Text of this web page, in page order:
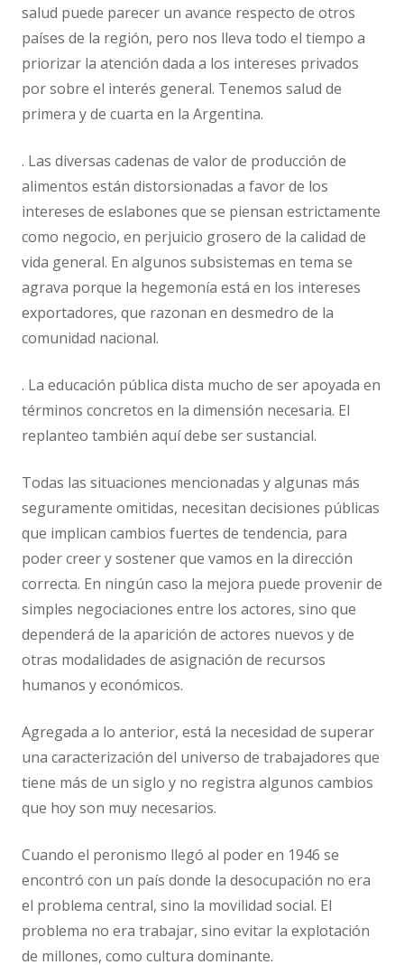
salud puede parecer un avance respecto de otros
países de la región, pero nos lleva todo el tiempo a
priorizar la atención dada a los intereses privados
por sobre el interés general. Tenemos salud de
primera y de cuarta en la Argentina.
. Las diversas cadenas de valor de producción de
alimentos están distorsionadas a favor de los
intereses de eslabones que se piensan estrictamente
como negocio, en perjuicio grosero de la calidad de
vida general. En algunos subsistemas en tema se
agrava porque la hegemonía está en los intereses
exportadores, que razonan en desmedro de la
comunidad nacional.
. La educación pública dista mucho de ser apoyada en
términos concretos en la dimensión necesaria. El
replanteo también aquí debe ser sustancial.
Todas las situaciones mencionadas y algunas más
seguramente omitidas, necesitan decisiones públicas
que implican cambios fuertes de tendencia, para
poder creer y sostener que vamos en la dirección
correcta. En ningún caso la mejora puede provenir de
simples negociaciones entre los actores, sino que
dependerá de la aparición de actores nuevos y de
otras modalidades de asignación de recursos
humanos y económicos.
Agregada a lo anterior, está la necesidad de superar
una caracterización del universo de trabajadores que
tiene más de un siglo y no registra algunos cambios
que hoy son muy necesarios.
Cuando el peronismo llegó al poder en 1946 se
encontró con un país donde la desocupación no era
el problema central, sino la movilidad social. El
problema no era trabajar, sino evitar la explotación
de millones, como cultura dominante.